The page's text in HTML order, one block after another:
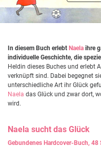
In diesem Buch erlebt Naela ihre
individuelle Geschichte, die
Heldin dieses Buches und erlebt
verknüpft sind. Dabei begegnet
unterschiedliche Art ihr Glück
Naela das Glück und zwar dort,
wird.
Naela sucht das Glück
Gebundenes Hardcover-Buch, 48